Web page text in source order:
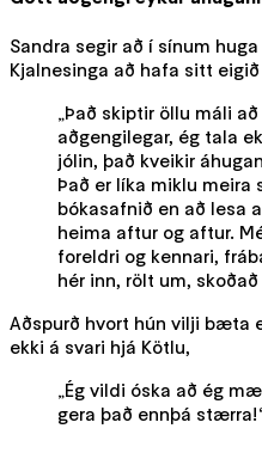
Sandra segir að í sínum
Kjalnesinga að hafa sitt
„Það skiptir öllu máli
aðgengilegar, ég tala
jólin, það kveikir
Það er líka miklu meira
bókasafnið en að lesa
heima aftur og aftur.
foreldri og kennari,
hér inn, rölt um,
Aðspurð hvort hún vilji bæta
ekki á svari hjá Kötlu,
„Ég vildi óska að ég
gera það ennþá